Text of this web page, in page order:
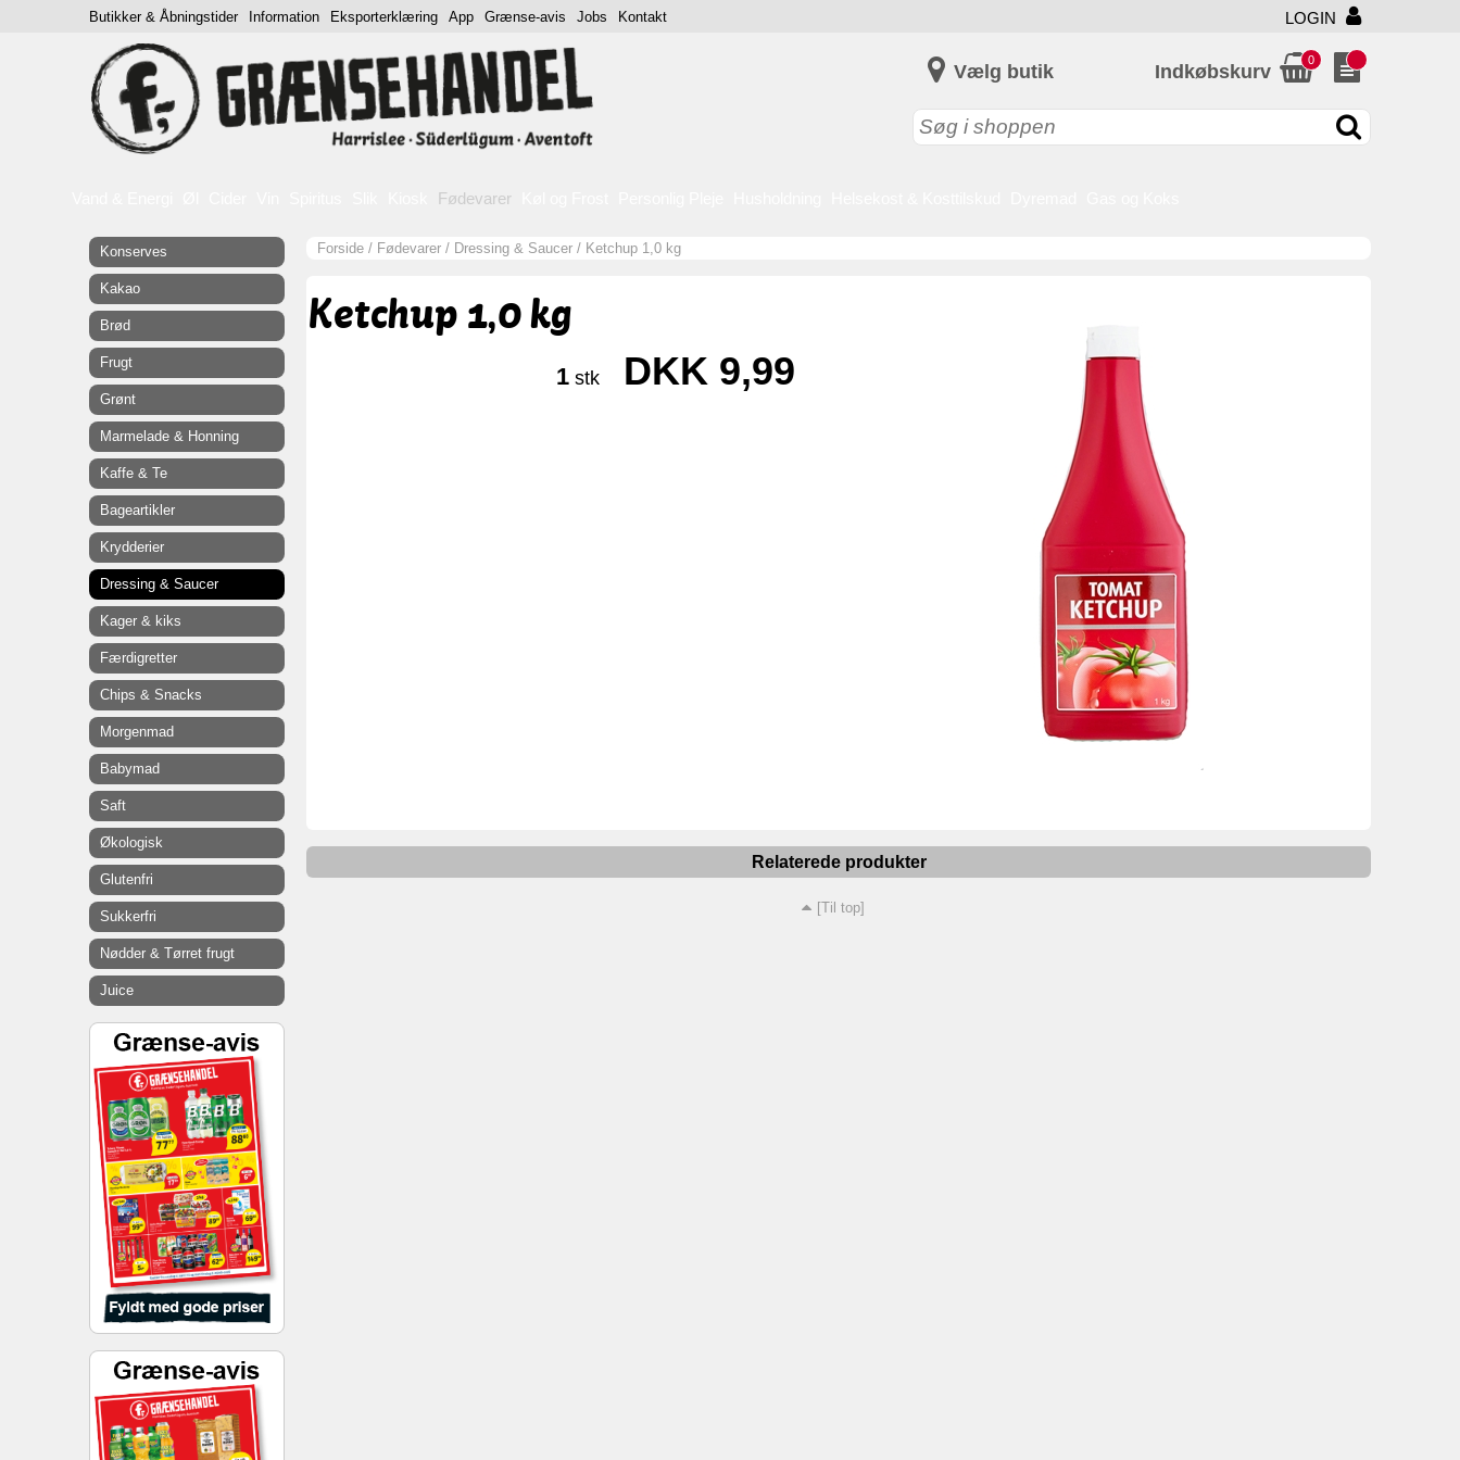
LOGIN
Vælg butik
Fødevarer
Indkøbskurv
0
Forside / Fødevarer / Dressing & Saucer / Ketchup 1,0 kg
Ketchup 1,0 kg
1 stk DKK 9,99
Relaterede produkter
[Til top]
Konserves
Kakao
Brød
Frugt
Grønt
Marmelade & Honning
Kaffe & Te
Bageartikler
Krydderier
Dressing & Saucer
Kager & kiks
Færdigretter
Chips & Snacks
Morgenmad
Babymad
Saft
Økologisk
Glutenfri
Sukkerfri
Nødder & Tørret frugt
Juice
Butikker & Åbningstider Information Eksporterklæring App Grænse-avis Jobs Kontakt